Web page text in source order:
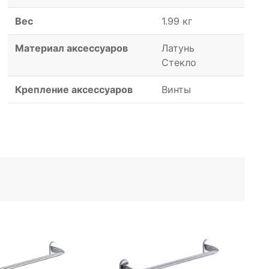
Вес 1.99 кг
Материал аксессуаров
Латунь
Стекло
Крепление аксессуаров Винты